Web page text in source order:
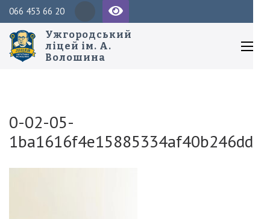
Перейти
до
вмісту
(натисніть
066 453 66 20
Ужгородський
ліцей ім. А.
Волошина
0-02-05-